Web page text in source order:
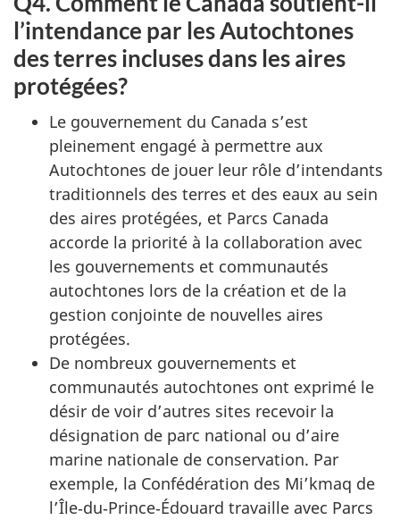
l’intendance par les Autochtones
des terres incluses dans les aires
protégées?
Le gouvernement du Canada s’est
pleinement engagé à permettre aux
Autochtones de jouer leur rôle d’intendants
traditionnels des terres et des eaux au sein
des aires protégées, et Parcs Canada
accorde la priorité à la collaboration avec
les gouvernements et communautés
autochtones lors de la création et de la
gestion conjointe de nouvelles aires
protégées.
De nombreux gouvernements et
communautés autochtones ont exprimé le
désir de voir d’autres sites recevoir la
désignation de parc national ou d’aire
marine nationale de conservation. Par
exemple, la Confédération des Mi’kmaq de
l’Île‑du‑Prince‑Édouard travaille avec Parcs